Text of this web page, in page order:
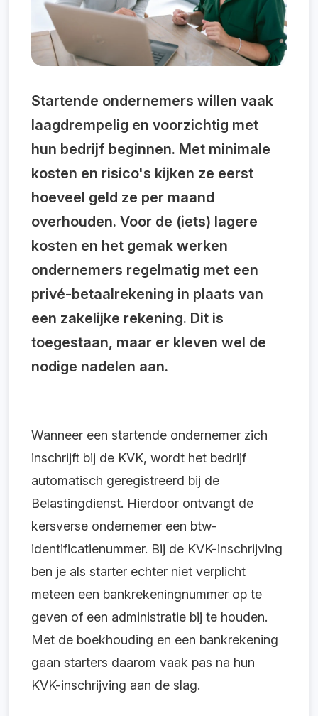
Startende ondernemers willen vaak
laagdrempelig en voorzichtig met
hun bedrijf beginnen. Met minimale
kosten en risico's kijken ze eerst
hoeveel geld ze per maand
overhouden. Voor de (iets) lagere
kosten en het gemak werken
ondernemers regelmatig met een
privé-betaalrekening in plaats van
een zakelijke rekening. Dit is
toegestaan, maar er kleven wel de
nodige nadelen aan.
Wanneer een startende ondernemer zich
inschrijft bij de KVK, wordt het bedrijf
automatisch geregistreerd bij de
Belastingdienst. Hierdoor ontvangt de
kersverse ondernemer een btw-
identificatienummer. Bij de KVK-inschrijving
ben je als starter echter niet verplicht
meteen een bankrekeningnummer op te
geven of een administratie bij te houden.
Met de boekhouding en een bankrekening
gaan starters daarom vaak pas na hun
KVK-inschrijving aan de slag.